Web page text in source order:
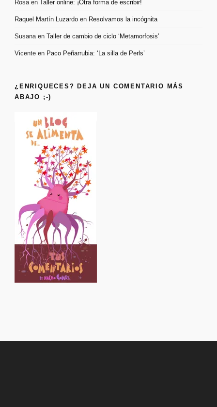
Rosaen Taller online: ¡Otra forma de escribir!
Raquel Martín Luzardo en Resolvamos la incógnita
Susanaen Taller de cambio de ciclo ‘Metamorfosis’
Vicente en Paco Peñarrubia: ‘La silla de Perls’
¿ENRIQUECES? DEJA UN COMENTARIO MÁS
ABAJO ;-)